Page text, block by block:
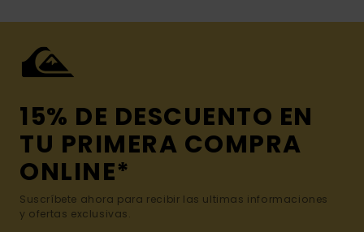
15% DE DESCUENTO EN
TU PRIMERA COMPRA
ONLINE*
Suscríbete ahora para recibir las ultimas informaciones
y ofertas exclusivas.